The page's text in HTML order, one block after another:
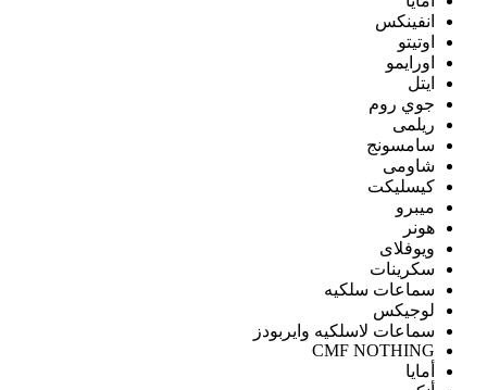
انفينكس
اوتيتو
اورايمو
ايتل
جوي روم
ريلمى
سامسونج
شاومى
كيسليكت
ميبرو
هونر
ويوفلاى
سكرينات
سماعات سلكيه
لوجيكس
سماعات لاسلكيه وايربودز
CMF NOTHING
أمايا